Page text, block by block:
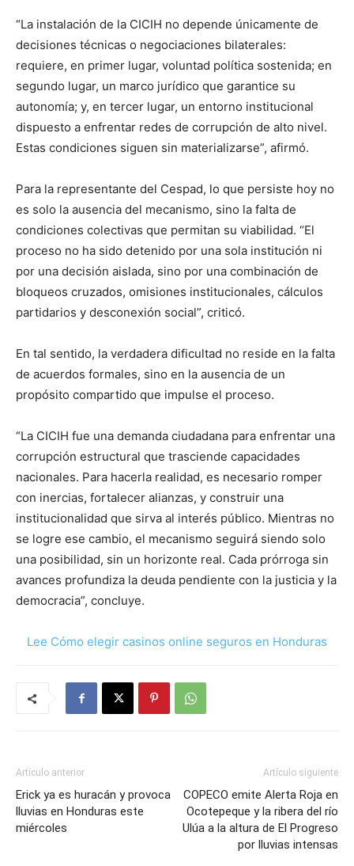
“La instalación de la CICIH no depende únicamente de
decisiones técnicas o negociaciones bilaterales:
requiere, en primer lugar, voluntad política sostenida; en
segundo lugar, un marco jurídico que garantice su
autonomía; y, en tercer lugar, un entorno institucional
dispuesto a enfrentar redes de corrupción de alto nivel.
Estas condiciones siguen sin materializarse”, afirmó.
Para la representante del Cespad, lo que persiste hoy no
es solo la ausencia del mecanismo, sino la falta de
condiciones colectivas que permitan su viabilidad. “El
proceso no ha sido detenido por una sola institución ni
por una decisión aislada, sino por una combinación de
bloqueos cruzados, omisiones institucionales, cálculos
partidarios y desconexión social”, criticó.
En tal sentido, la verdadera dificultad no reside en la falta
de acuerdos formales, sino en la ausencia de un
propósito compartido que impulse el proceso.
“La CICIH fue una demanda ciudadana para enfrentar una
corrupción estructural que trasciende capacidades
nacionales. Para hacerla realidad, es necesario romper
con inercias, fortalecer alianzas, y construir una
institucionalidad que sirva al interés público. Mientras no
se logre ese cambio, el mecanismo seguirá siendo solo
una posibilidad, sin un horizonte real. Cada prórroga sin
avances profundiza la deuda pendiente con la justicia y la
democracia”, concluye.
Lee Cómo elegir casinos online seguros en Honduras
Artículo anterior
Erick ya es huracán y provoca
lluvias en Honduras este
miércoles
Artículo siguiente
COPECO emite Alerta Roja en
Ocotepeque y la ribera del río
Ulúa a la altura de El Progreso
por lluvias intensas